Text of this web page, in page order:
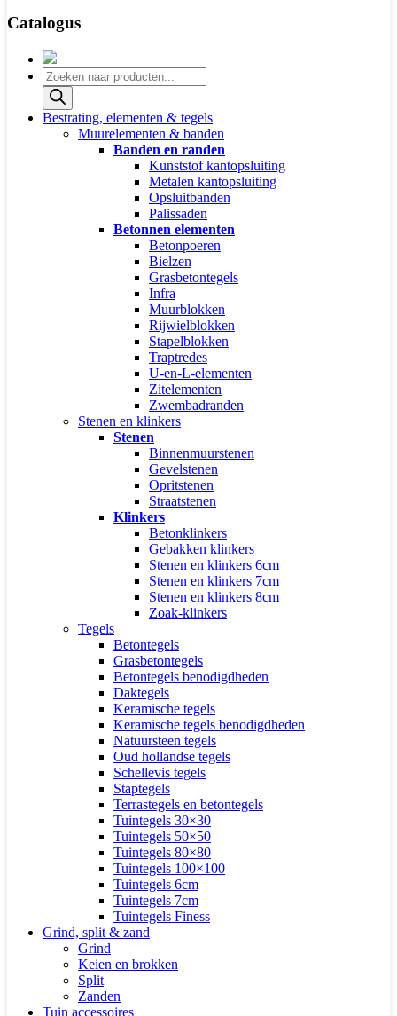
Catalogus
Producten
zoeken
Bestrating, elementen & tegels
Muurelementen & banden
Banden en randen
Kunststof kantopsluiting
Metalen kantopsluiting
Opsluitbanden
Palissaden
Betonnen elementen
Betonpoeren
Bielzen
Grasbetontegels
Infra
Muurblokken
Rijwielblokken
Stapelblokken
Traptredes
U-en-L-elementen
Zitelementen
Zwembadranden
Stenen en klinkers
Stenen
Binnenmuurstenen
Gevelstenen
Opritstenen
Straatstenen
Klinkers
Betonklinkers
Gebakken klinkers
Stenen en klinkers 6cm
Stenen en klinkers 7cm
Stenen en klinkers 8cm
Zoak-klinkers
Tegels
Betontegels
Grasbetontegels
Betontegels benodigdheden
Daktegels
Keramische tegels
Keramische tegels benodigdheden
Natuursteen tegels
Oud hollandse tegels
Schellevis tegels
Staptegels
Terrastegels en betontegels
Tuintegels 30×30
Tuintegels 50×50
Tuintegels 80×80
Tuintegels 100×100
Tuintegels 6cm
Tuintegels 7cm
Tuintegels Finess
Grind, split & zand
Grind
Keien en brokken
Split
Zanden
Tuin accessoires